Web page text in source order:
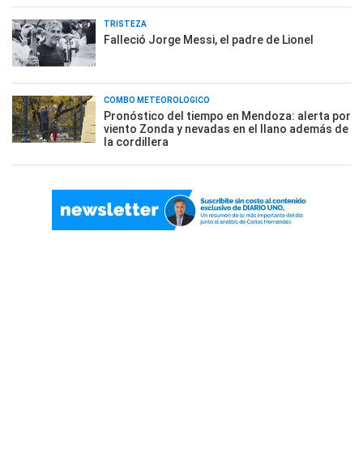
TRISTEZA
Falleció Jorge Messi, el padre de Lionel
COMBO METEOROLÓGICO
Pronóstico del tiempo en Mendoza: alerta por
viento Zonda y nevadas en el llano además de
la cordillera